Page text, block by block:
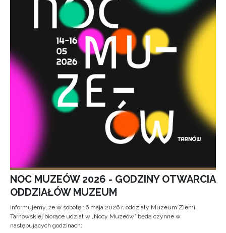
NOC MUZEÓW 2026 - GODZINY OTWARCIA
ODDZIAŁÓW MUZEUM
Informujemy, że w sobotę 16 maja 2026 r. oddziały Muzeum Ziemi
Tarnowskiej biorące udział w „Nocy Muzeów” będą czynne w
następujących godzinach: